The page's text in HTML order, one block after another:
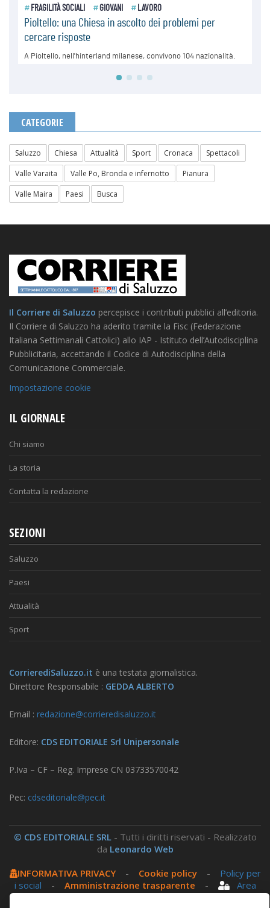
CATEGORIE
Saluzzo Chiesa Attualità Sport Cronaca
Spettacoli
Valle Varaita
Valle Po, Bronda e infernotto
Pianura
Valle Maira
Paesi Busca
Il Corriere di Saluzzo percepisce i contributi pubblici all’editoria.
Il Corriere di Saluzzo ha aderito tramite la Fisc (Federazione
Italiana Settimanali Cattolici) allo IAP - Istituto dell’Autodisciplina
Pubblicitaria, accettando il Codice di Autodisciplina della
Comunicazione Commerciale.
Impostazione cookie
IL GIORNALE
Chi siamo
La storia
Contatta la redazione
SEZIONI
Saluzzo
Paesi
Attualità
Sport
CorrierediSaluzzo.it è una testata giornalistica.
Direttore Responsabile : GEDDA ALBERTO
Email : redazione@corrieredisaluzzo.it
Editore: CDS EDITORIALE Srl Unipersonale
P.Iva – CF – Reg. Imprese CN 03733570042
Pec: cdseditoriale@pec.it
© CDS EDITORIALE SRL - Tutti i diritti riservati - Realizzato
da Leonardo Web
INFORMATIVA PRIVACY- Cookie policy- Policy per
i social - Amministrazione trasparente -
Area